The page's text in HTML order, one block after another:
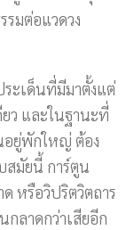
มต่อแวดวง
ะเด็นที่มีมาตั้งแต่
ว และในฐานะที่
อยู่พักใหญ่ ต้อง
สมัยนี้ การ์ตูน
หรือวิปริตวิตถาร
ลาดกว่าเสียอีก